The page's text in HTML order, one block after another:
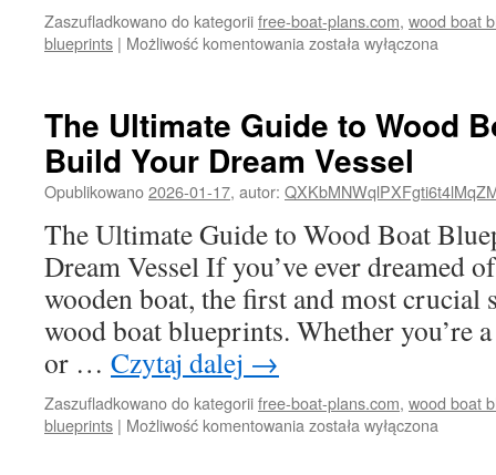
Zaszufladkowano do kategoriifree-boat-plans.com, wood boat
blueprints | Możliwość komentowania Unlock
Boat
Building
with
Wood
Blueprints
została wyłączona
The Ultimate Guide to Wood
Build Your Dream Vessel
Opublikowano2026-01-17, autor:
The Ultimate Guide to Wood Boat
Dream Vessel If you’ve ever dreamed
wooden boat, the first and most
wood boat blueprints. Whether you’re
or … Czytaj dalej →
Zaszufladkowano do kategoriifree-boat-plans.com, wood boat
blueprints | Możliwość komentowania The
została wyłączona